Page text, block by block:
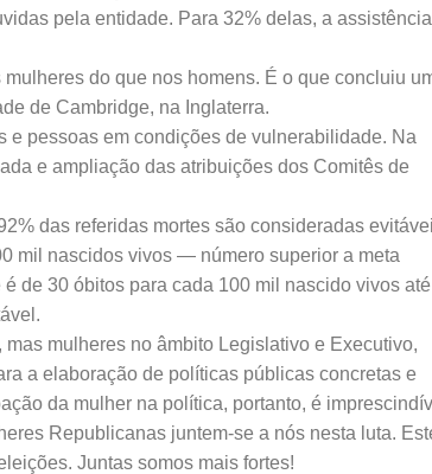
pela entidade. Para 32% delas, a assistência
do que nos homens. É o que concluiu
de Cambridge, na Inglaterra.
e pessoas em condições de vulnerabilidade. Na
e ampliação das atribuições dos Comitês de
das referidas mortes são consideradas
mil nascidos vivos — número superior a meta
de 30 óbitos para cada 100 mil nascido vivos até
mulheres no âmbito Legislativo e Executivo,
a elaboração de políticas públicas concretas e
da mulher na política, portanto, é
Republicanas juntem-se a nós nesta luta.
Juntas somos mais fortes!